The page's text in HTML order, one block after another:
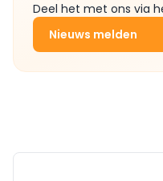
Deel het met ons via
Nieuws melden